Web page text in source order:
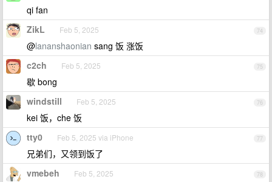
qi fan
74
ZikL Feb 5, 2025
@lananshaonian sang 饭 涨饭
75
c2ch Feb 5, 2025
歇 bong
76
windstill Feb 5, 2025
kei 饭，che 饭
77
tty0 Feb 5, 2025 via iPhone
兄弟们，又领到饭了
78
vmebeh Feb 5, 2025